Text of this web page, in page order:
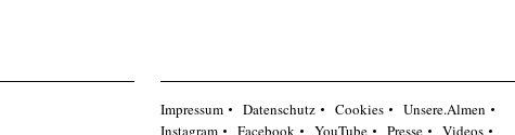
Impressum Datenschutz Cookies
Unsere.Almen
Instagram
Facebook YouTube Presse Videos